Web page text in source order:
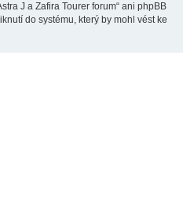
J a Zafira Tourer forum“ ani phpBB
do systému, který by mohl vést ke